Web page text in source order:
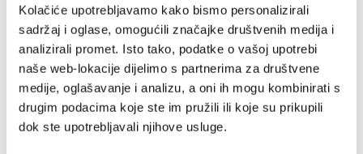
Kolačiće upotrebljavamo kako bismo personalizirali
sadržaj i oglase, omogućili značajke društvenih medija i
analizirali promet. Isto tako, podatke o vašoj upotrebi
naše web-lokacije dijelimo s partnerima za društvene
medije, oglašavanje i analizu, a oni ih mogu kombinirati s
drugim podacima koje ste im pružili ili koje su prikupili
dok ste upotrebljavali njihove usluge.